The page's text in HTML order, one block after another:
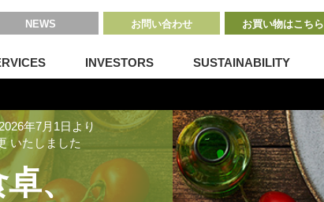
NEWS お問い合わせ お買い物はこちら
INVESTORS SUSTAINABILITY
年7月1日より
いたしました
、